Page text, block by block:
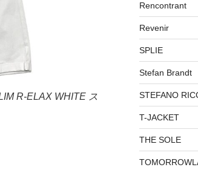
R-ELAX WHITE ス
Rencontrant
Revenir
SPLIE
Stefan Brandt
STEFANO
T-JACKET
THE SOLE